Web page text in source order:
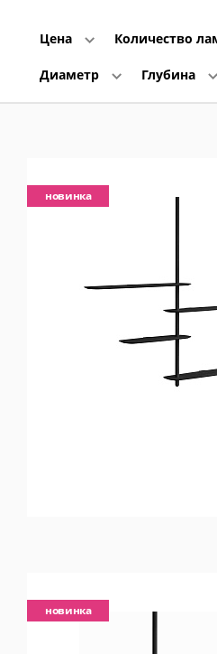
Цена Количество
Диаметр Глубина
новинка
новинка